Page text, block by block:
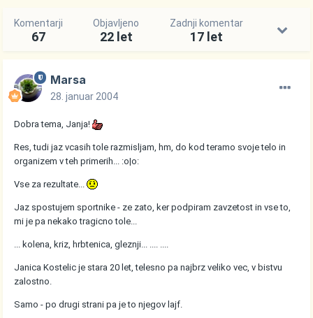
Komentarji
67
Objavljeno
22 let
Zadnji komentar
17 let
Marsa
28. januar 2004
Dobra tema, Janja!
Res, tudi jaz vcasih tole razmisljam, hm, do kod teramo svoje telo in
organizem v teh primerih... :o|o:
Vse za rezultate...
Jaz spostujem sportnike - ze zato, ker podpiram zavzetost in vse to,
mi je pa nekako tragicno tole...
... kolena, kriz, hrbtenica, gleznji... .... ....
Janica Kostelic je stara 20 let, telesno pa najbrz veliko vec, v bistvu
zalostno.
Samo - po drugi strani pa je to njegov lajf.